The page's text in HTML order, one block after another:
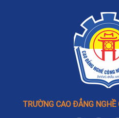
TRƯỜNG CAO ĐẲNG NGHỀ